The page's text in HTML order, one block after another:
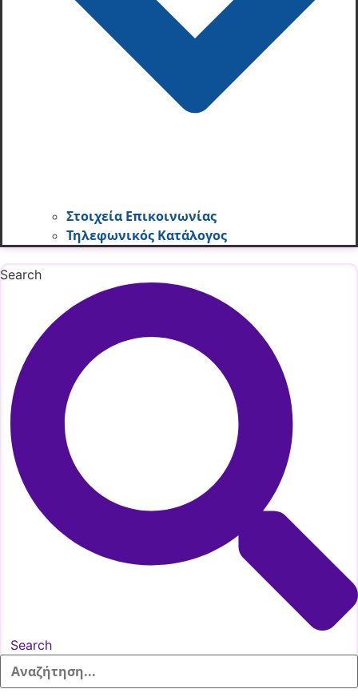
Στοιχεία Επικοινωνίας
Τηλεφωνικός Κατάλογος
Search
Search